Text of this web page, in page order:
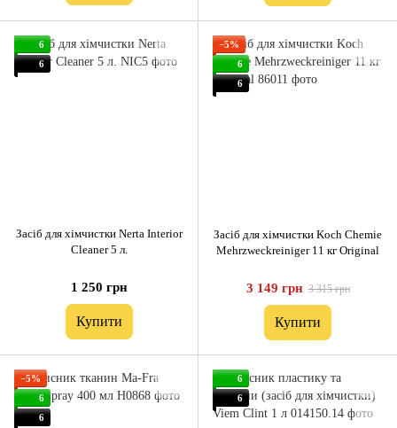
6
6
Засіб для хімчистки Nerta Interior
Cleaner 5 л.
1 250 грн
Купити
−5%
6
6
Засіб для хімчистки Koch Chemie
Mehrzweckreiniger 11 кг Original
3 149 грн 3 315 грн
Купити
−5%
6
6
6
6